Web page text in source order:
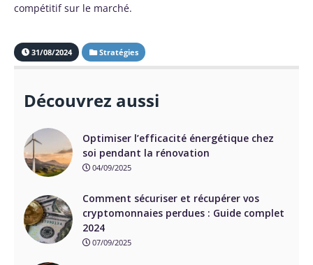
compétitif sur le marché.
31/08/2024 Stratégies
Découvrez aussi
Optimiser l’efficacité énergétique chez
soi pendant la rénovation
04/09/2025
Comment sécuriser et récupérer vos
cryptomonnaies perdues : Guide complet
2024
07/09/2025